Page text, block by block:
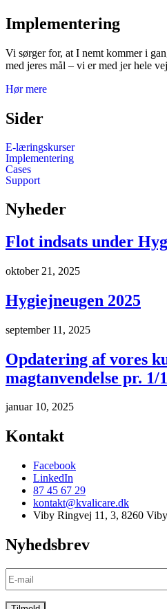
Implementering
Vi sørger for, at I nemt kommer i
med jeres mål – vi er med jer hele
Hør mere
Sider
E-læringskurser
Implementering
Cases
Support
Nyheder
Flot indsats under
oktober 21, 2025
Hygiejneugen 2025
september 11, 2025
Opdatering af vores
magtanvendelse pr. 1/
januar 10, 2025
Kontakt
Facebook
LinkedIn
87 45 67 29
kontakt@kvalicare.dk
Viby Ringvej 11, 3, 8260
Nyhedsbrev